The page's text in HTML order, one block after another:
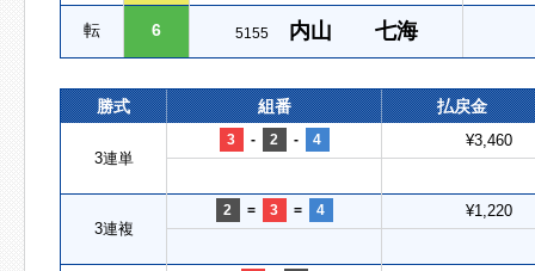
転 6 5155 内山 七海
勝式 組番 払戻金
3連単
3 - 2 - 4 ¥3,460
3連複
2 = 3 = 4 ¥1,220